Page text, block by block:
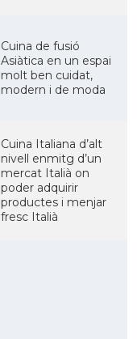
Cuina de fusió
Asiàtica en un espai
molt ben cuidat,
modern i de moda
Cuina Italiana d’alt
nivell enmitg d’un
mercat Italià on
poder adquirir
productes i menjar
fresc Italià